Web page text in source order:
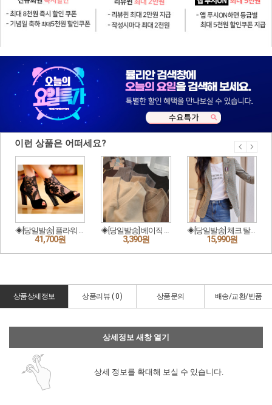
상품상세정보 상품리뷰 ( 0) 상품문의 배송/교환/반품
상세정보 새창 열기
상세 정보를 확대해 보실 수 있습니다.